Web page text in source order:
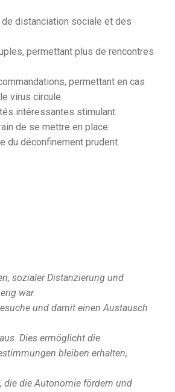
distanciation sociale et des
permettant plus de rencontres
permettant en cas
virus circule.
intéressantes stimulant
de se mettre en place.
du déconfinement prudent.
sozialer Distanzierung und
war.
und damit einen Austausch
Dies ermöglicht die
bleiben erhalten,
die die Autonomie fördern und